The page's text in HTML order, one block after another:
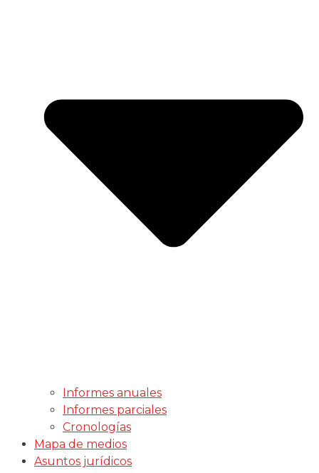
Informes anuales
Informes parciales
Cronologías
Mapa de medios
Asuntos jurídicos